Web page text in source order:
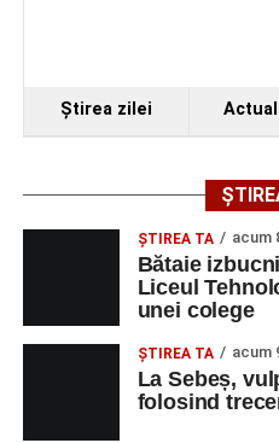
Ştirea zilei
ŞTIREA TA acum
Bătaie
Liceul
unei colege
ŞTIREA TA acum
La Sebeș,
folosind